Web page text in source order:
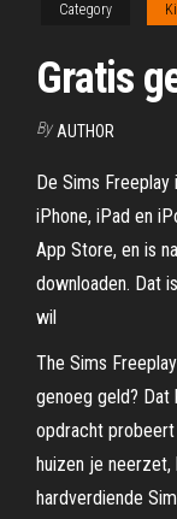
Category
Gratis
By AUTHOR
De Sims
iPhone, iPad en
App Store, en is
downloaden. Dat
wil
The Sims
genoeg geld? Dat
opdracht
huizen je
hardverdiende